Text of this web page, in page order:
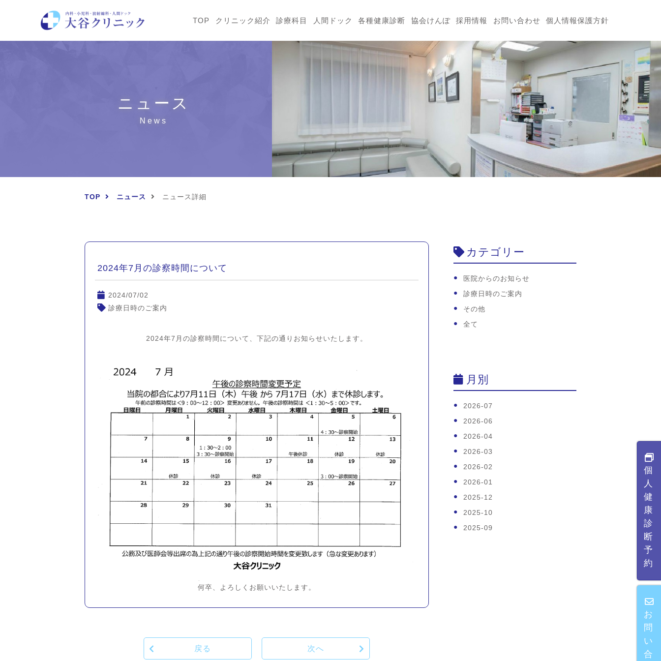
TOP クリニック紹介 診療科目 人間ドック 各種健康診断 協会けんぽ 採用情報 お問い合わせ 個人情報保護方針
ニュース
News
TOP ニュース ニュース詳細
2024年7月の診察時間について
2024/07/02
診療日時のご案内
2024年7月の診察時間について、下記の通りお知らせいたします。
何卒、よろしくお願いいたします。
戻る 次へ
カテゴリー
医院からのお知らせ
診療日時のご案内
その他
全て
月別
2026-07
2026-06
2026-04
2026-03
2026-02
2026-01
2025-12
2025-10
2025-09
個
人
健
康
診
断
予
約
お
問
い
合